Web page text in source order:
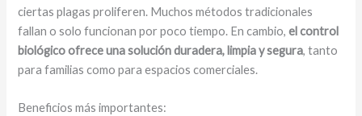
ciertas plagas proliferen. Muchos métodos tradicionales
fallan o solo funcionan por poco tiempo. En cambio,el control
biológico ofrece una solución duradera, limpia y segura, tanto
para familias como para espacios comerciales.
Beneficios más importantes: